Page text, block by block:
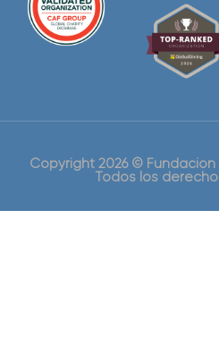
Copyright 2026 © Fundación
Todos los